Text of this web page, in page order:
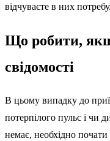
відчуваєте в них
Що робити,
свідомості
В цьому випадку до
потерпілого пульс і чи
немає, необхідно